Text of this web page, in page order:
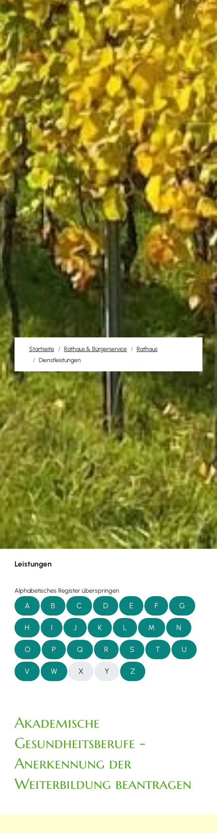
Startseite Rathaus & Bürgerservice
Rathaus
Dienstleistungen
Leistungen
Alphabetisches Register überspringen
A B C D E F G
H I J K L M N
O P Q R S T U
V W X Y Z
Akademische
Gesundheitsberufe -
Anerkennung der
Weiterbildung beantragen